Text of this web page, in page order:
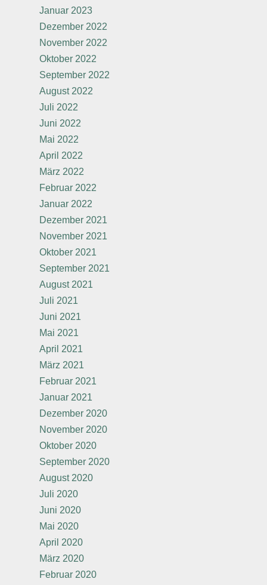
Januar 2023
Dezember 2022
November 2022
Oktober 2022
September 2022
August 2022
Juli 2022
Juni 2022
Mai 2022
April 2022
März 2022
Februar 2022
Januar 2022
Dezember 2021
November 2021
Oktober 2021
September 2021
August 2021
Juli 2021
Juni 2021
Mai 2021
April 2021
März 2021
Februar 2021
Januar 2021
Dezember 2020
November 2020
Oktober 2020
September 2020
August 2020
Juli 2020
Juni 2020
Mai 2020
April 2020
März 2020
Februar 2020